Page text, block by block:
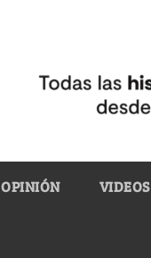
OPINIÓN VIDEOS